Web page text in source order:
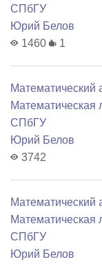
СПбГУ
Юрий Белов
1460
1
Математический
СПбГУ
Юрий Белов
3742
Математический
СПбГУ
Юрий Белов